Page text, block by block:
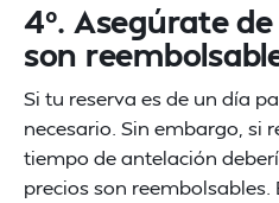
4º. Asegúrate
son
Si tu reserva es de un día
necesario. Sin embargo, si
tiempo de antelación
precios son